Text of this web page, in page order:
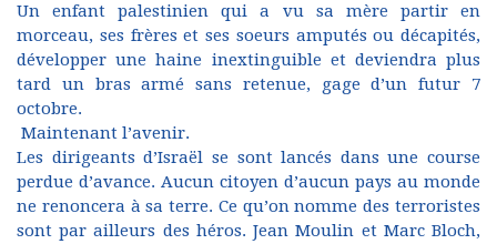
Un enfant palestinien qui a vu sa mère partir en
morceau, ses frères et ses soeurs amputés ou décapités,
développer une haine inextinguible et deviendra plus
tard un bras armé sans retenue, gage d’un futur 7
octobre.
Maintenant l’avenir.
Les dirigeants d’Israël se sont lancés dans une course
perdue d’avance. Aucun citoyen d’aucun pays au monde
ne renoncera à sa terre. Ce qu’on nomme des terroristes
sont par ailleurs des héros. Jean Moulin et Marc Bloch,